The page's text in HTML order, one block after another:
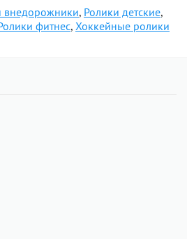
внедорожники, Ролики детские,
фитнес, Хоккейные ролики